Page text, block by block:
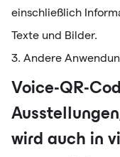
einschließlich
Texte und Bilder.
3. Andere
Voice-QR-
wird auch in